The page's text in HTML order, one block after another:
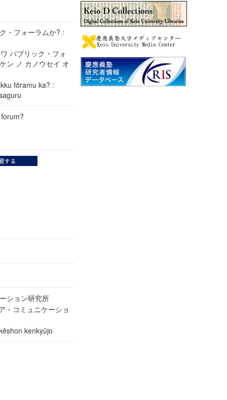
・フォーラムか? :
パブリック・フォ
ン ノ カノウセイ オ
fōramu ka? :
saguru
forum?
ション研究所
・コミュニケーショ
kenkyūjo